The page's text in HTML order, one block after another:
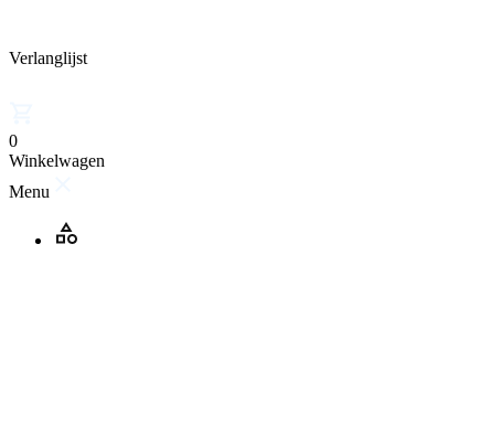
Verlanglijst
0
Winkelwagen
Menu